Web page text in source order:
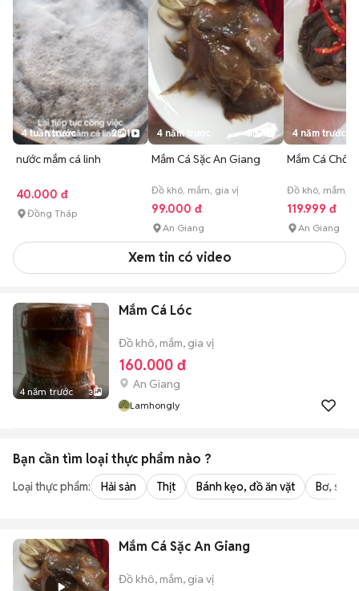
4 tuần trước 2 1
nước mắm cá linh
40.000 đ
Đồng Tháp
4 năm trước 5 1
Mắm Cá Sặc An Giang
Đồ khô, mắm, gia vị
99.000 đ
An Giang
4 năm trước
Mắm Cá Chốt
Đồ khô, mắm,
119.999 đ
An Giang
Xem tin có video
4 năm trước 3
Mắm Cá Lóc
Đồ khô, mắm, gia vị
160.000 đ
An Giang
Lamhongly
Bạn cần tìm loại thực phẩm nào ?
Loại thực phẩm: Hải sản Thịt Bánh kẹo, đồ ăn vặt Bơ,
Mắm Cá Sặc An Giang
Đồ khô, mắm, gia vị